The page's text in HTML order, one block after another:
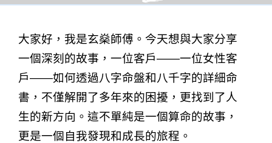
大家好，我是玄燊師傅。今天想與大家分享
一個深刻的故事，一位客戶——一位女性客
戶——如何透過八字命盤和八千字的詳細命
書，不僅解開了多年來的困擾，更找到了人
生的新方向。這不單純是一個算命的故事，
更是一個自我發現和成長的旅程。